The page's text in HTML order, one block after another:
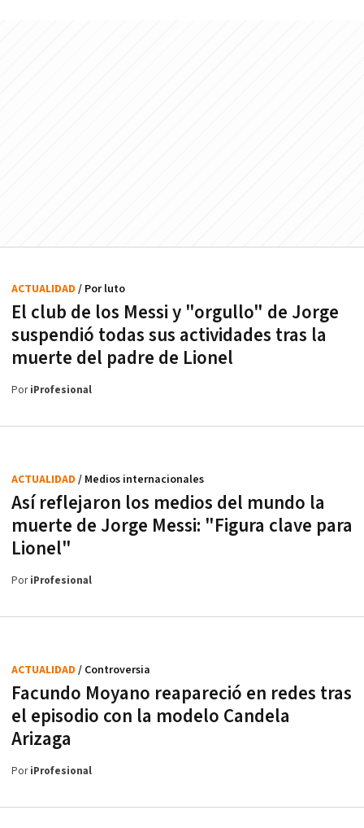
El club de los Messi y "orgullo" de Jorge
suspendió todas sus actividades tras la
muerte del padre de Lionel
ACTUALIDAD / Por luto
PoriProfesional
Así reflejaron los medios del mundo la
muerte de Jorge Messi: "Figura clave para
Lionel"
ACTUALIDAD / Medios internacionales
PoriProfesional
Facundo Moyano reapareció en redes tras
el episodio con la modelo Candela
Arizaga
ACTUALIDAD / Controversia
PoriProfesional